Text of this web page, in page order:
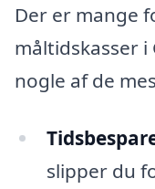
Der er mange
måltidskasser
nogle af de
slipper du